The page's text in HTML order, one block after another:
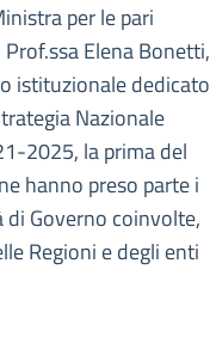
per le pari
Elena Bonetti,
istituzionale dedicato
Nazionale
2025, la prima del
hanno preso parte i
Governo coinvolte,
Regioni e degli enti